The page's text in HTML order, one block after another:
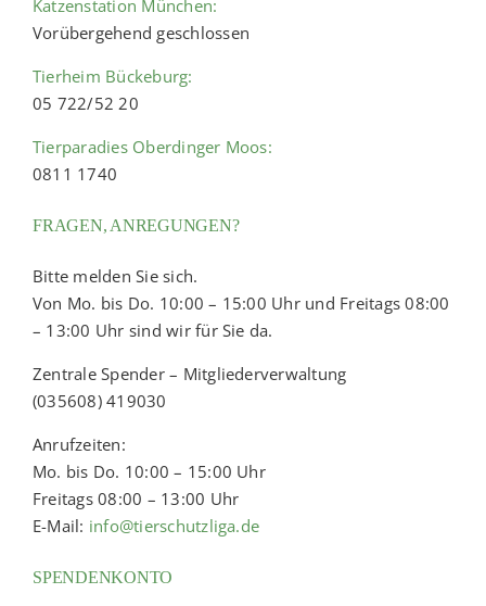
Katzenstation München:
Vorübergehend geschlossen
Tierheim Bückeburg:
05 722/52 20
Tierparadies Oberdinger Moos:
0811 1740
FRAGEN, ANREGUNGEN?
Bitte melden Sie sich.
Von Mo. bis Do. 10:00 – 15:00 Uhr und Freitags 08:00
– 13:00 Uhr sind wir für Sie da.
Zentrale Spender – Mitgliederverwaltung
(035608) 419030
Anrufzeiten:
Mo. bis Do. 10:00 – 15:00 Uhr
Freitags 08:00 – 13:00 Uhr
E-Mail: info@tierschutzliga.de
SPENDENKONTO